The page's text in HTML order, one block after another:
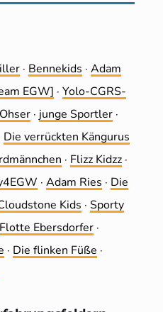
· Bennekids · Adam
EGW] · Yolo-CGRS-
· junge Sportler ·
Die ver­rückten Kängurus
· Flizz Kidzz ·
· Adam Ries · Die
Kids · Sporty
Flotte Ebersdorfer ·
· Die flinken Füße ·